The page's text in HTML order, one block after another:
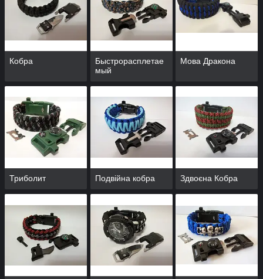
Конструктор Темляков
Кобра
Быстрорасплетае
мый
Мова Дракона
Триболит Подвійна кобра Здвоєна Кобра